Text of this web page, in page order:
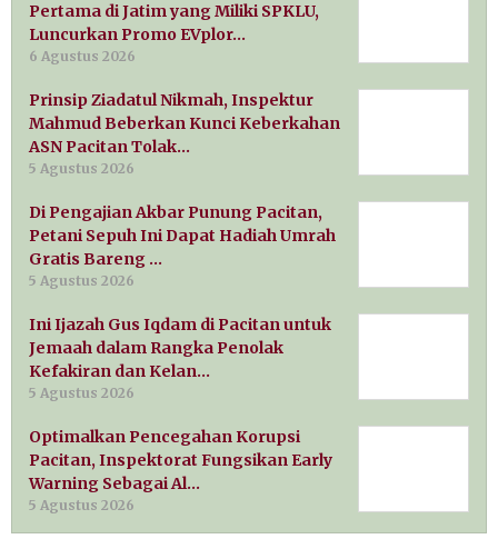
Pertama di Jatim yang Miliki SPKLU,
Luncurkan Promo EVplor…
6 Agustus 2026
Prinsip Ziadatul Nikmah, Inspektur
Mahmud Beberkan Kunci Keberkahan
ASN Pacitan Tolak…
5 Agustus 2026
Di Pengajian Akbar Punung Pacitan,
Petani Sepuh Ini Dapat Hadiah Umrah
Gratis Bareng …
5 Agustus 2026
Ini Ijazah Gus Iqdam di Pacitan untuk
Jemaah dalam Rangka Penolak
Kefakiran dan Kelan…
5 Agustus 2026
Optimalkan Pencegahan Korupsi
Pacitan, Inspektorat Fungsikan Early
Warning Sebagai Al…
5 Agustus 2026